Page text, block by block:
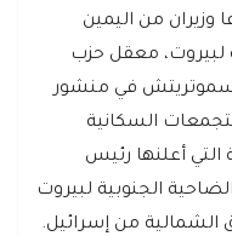
وزيران من اليمين
لبيروت، معقل حزب
سموتريتش في منشور
السكانية
التي أعلنها رئيس
الجنوبية لبيروت
الشمالية من إسرائيل.